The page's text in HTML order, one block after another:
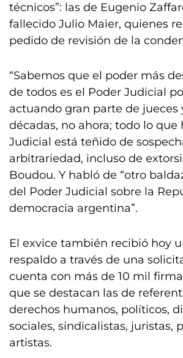
técnicos”: las de Eugenio
fallecido Julio Maier, quienes
pedido de revisión de la
“Sabemos que el poder más
de todos es el Poder Judicial
actuando gran parte de jueces
décadas, no ahora; todo lo que
Judicial está teñido de
arbitrariedad, incluso de
Boudou. Y habló de “otro
del Poder Judicial sobre la
democracia argentina”.
El exvice también recibió hoy
respaldo a través de una
cuenta con más de 10 mil
que se destacan las de
derechos humanos, políticos,
sociales, sindicalistas, juristas,
artistas.